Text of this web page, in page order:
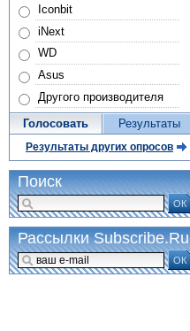
Iconbit
iNext
WD
Asus
Другого производителя
Голосовать Результаты
Результаты других опросов
Поиск
ОК
Рассылки Subscribe.Ru
ОК